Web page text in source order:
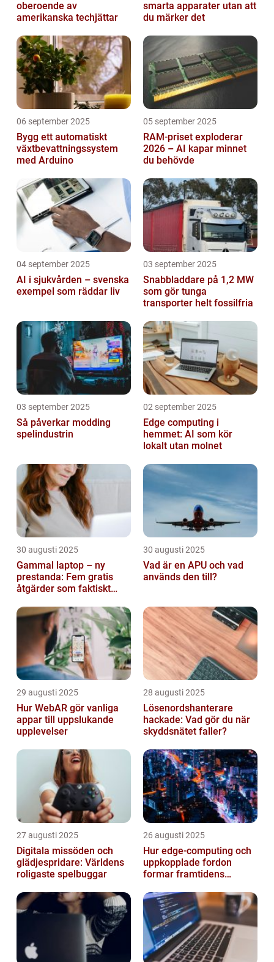
oberoende av
amerikanska techjättar
smarta apparater utan att
du märker det
06 september 2025
Bygg ett automatiskt
växtbevattningssystem
med Arduino
05 september 2025
RAM-priset exploderar
2026 – AI kapar minnet
du behövde
04 september 2025
AI i sjukvården – svenska
exempel som räddar liv
03 september 2025
Snabbladdare på 1,2 MW
som gör tunga
transporter helt fossilfria
03 september 2025
Så påverkar modding
spelindustrin
02 september 2025
Edge computing i
hemmet: AI som kör
lokalt utan molnet
30 augusti 2025
Gammal laptop – ny
prestanda: Fem gratis
åtgärder som faktiskt
30 augusti 2025
Vad är en APU och vad
används den till?
29 augusti 2025
Hur WebAR gör vanliga
appar till uppslukande
upplevelser
28 augusti 2025
Lösenordshanterare
hackade: Vad gör du när
skyddsnätet faller?
27 augusti 2025
Digitala missöden och
glädjespridare: Världens
roligaste spelbuggar
26 augusti 2025
Hur edge‑computing och
uppkopplade fordon
formar framtidens